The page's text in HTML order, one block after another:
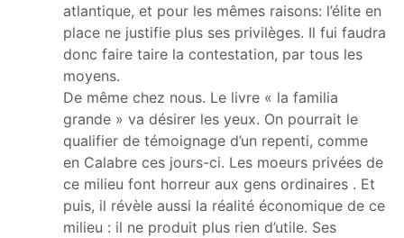
atlantique, et pour les mêmes raisons: l’élite en
place ne justifie plus ses privilèges. Il fui faudra
donc faire taire la contestation, par tous les
moyens.
De même chez nous. Le livre « la familia
grande » va désirer les yeux. On pourrait le
qualifier de témoignage d’un repenti, comme
en Calabre ces jours-ci. Les moeurs privées de
ce milieu font horreur aux gens ordinaires . Et
puis, il révèle aussi la réalité économique de ce
milieu : il ne produit plus rien d’utile. Ses